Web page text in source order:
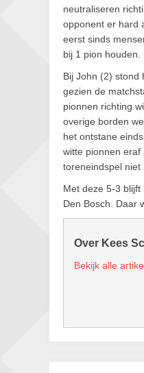
neutraliseren
opponent er hard
eerst sinds
bij 1 pion houden.
Bij John (2) stond
gezien de
pionnen richting
overige borden
het ontstane
witte pionnen
toreneindspel niet
Met deze 5-3
Den Bosch. Daar
Over Kees
Bekijk alle